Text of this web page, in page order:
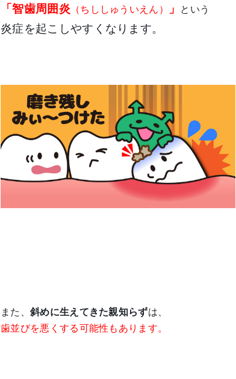
「智歯周囲炎 （ちししゅういえん） 」 という
炎症を起こしやすくなります。
また、斜めに生えてきた親知らずは、
歯並びを悪くする可能性もあります。